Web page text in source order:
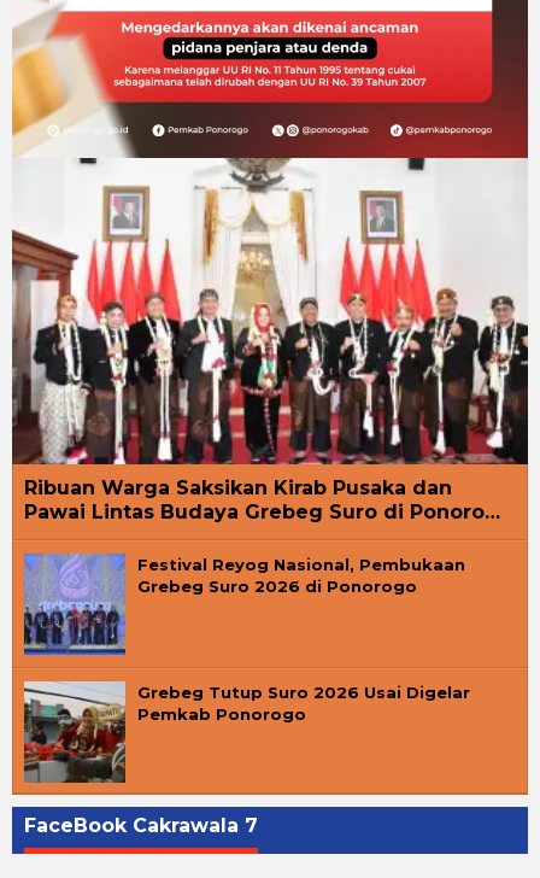
Ribuan Warga Saksikan Kirab Pusaka dan
Pawai Lintas Budaya Grebeg Suro di Ponoro…
Festival Reyog Nasional, Pembukaan
Grebeg Suro 2026 di Ponorogo
Grebeg Tutup Suro 2026 Usai Digelar
Pemkab Ponorogo
FaceBook Cakrawala 7